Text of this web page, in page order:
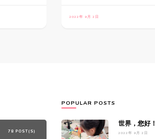
2022年 9月 2日
78 POST(S)
POPULAR POSTS
世界，您好！
2022年 9月 2日